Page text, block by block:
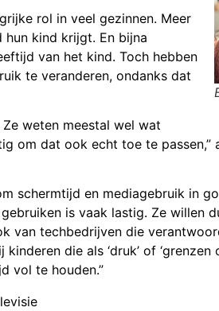
rol in veel gezinnen. Meer
kind krijgt. En bijna
van het kind. Toch hebben
te veranderen, ondanks dat
weten meestal wel wat
om dat ook echt toe te passen,”
schermtijd en mediagebruik in
is vaak lastig. Ze willen
van techbedrijven die
die als ‘druk’ of ‘grenzen
vol te houden.”